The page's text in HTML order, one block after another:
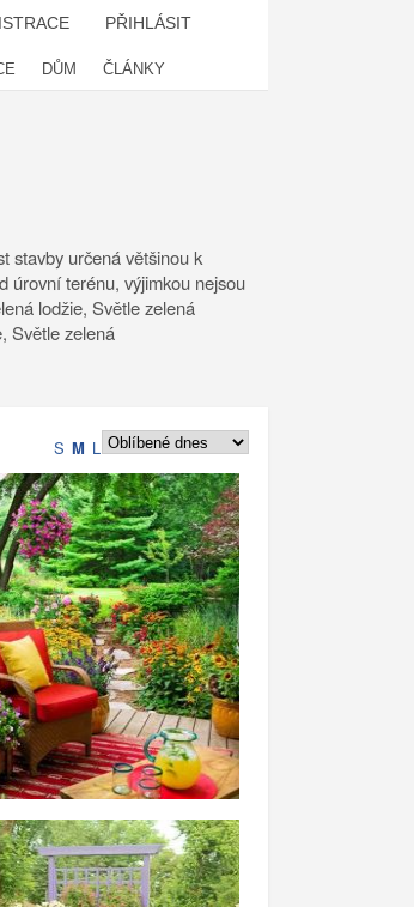
PŘIHLÁSIT
DŮM ČLÁNKY
stavby určená většinou k
úrovní terénu, výjimkou nejsou
lodžie, Světle zelená
Světle zelená
S M L